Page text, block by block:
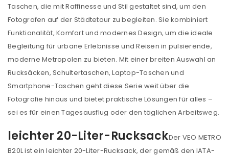
Taschen, die mit Raffinesse und Stil gestaltet sind, um den
Fotografen auf der Städtetour zu begleiten. Sie kombiniert
Funktionalität, Komfort und modernes Design, um die ideale
Begleitung für urbane Erlebnisse und Reisen in pulsierende,
moderne Metropolen zu bieten. Mit einer breiten Auswahl an
Rucksäcken, Schultertaschen, Laptop-Taschen und
Smartphone-Taschen geht diese Serie weit über die
Fotografie hinaus und bietet praktische Lösungen für alles –
sei es für einen Tagesausflug oder den täglichen Arbeitsweg.
leichter 20-Liter-RucksackDer VEO METRO
B20L ist ein leichter 20-Liter-Rucksack, der gemäß den IATA-